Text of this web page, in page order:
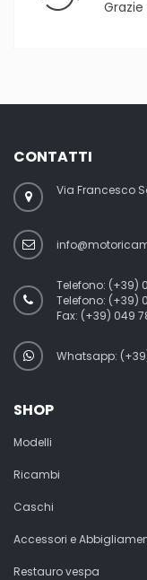
CONTATTI
Via Francesco
Telefono: (+39)
Telefono: (+39)
Fax: (+39) 049
Whatsapp:
SHOP
Modelli
Ricambi
Caschi
Accessori e
Restauro vespa